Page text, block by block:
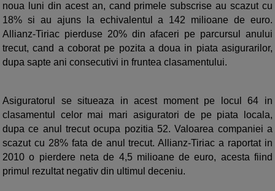
noua luni din acest an, cand primele subscrise au scazut cu
18% si au ajuns la echivalentul a 142 milioane de euro.
Allianz-Tiriac pierduse 20% din afaceri pe parcursul anului
trecut, cand a coborat pe pozita a doua in piata asigurarilor,
dupa sapte ani consecutivi in fruntea clasamentului.
Asiguratorul se situeaza in acest moment pe locul 64 in
clasamentul celor mai mari asiguratori de pe piata locala,
dupa ce anul trecut ocupa pozitia 52. Valoarea companiei a
scazut cu 28% fata de anul trecut. Allianz-Tiriac a raportat in
2010 o pierdere neta de 4,5 milioane de euro, acesta fiind
primul rezultat negativ din ultimul deceniu.